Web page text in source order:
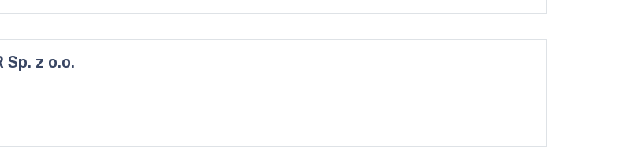
z o.o.